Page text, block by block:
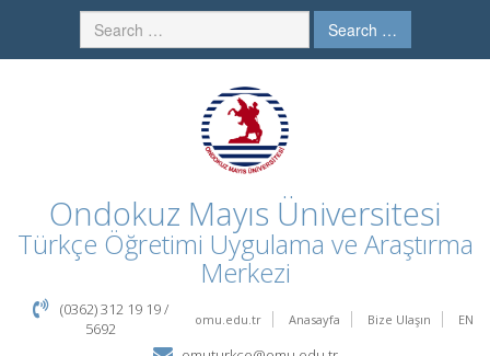
Search …
Ondokuz Mayıs Üniversitesi
Türkçe Öğretimi Uygulama ve Araştırma
Merkezi
omu.edu.tr Anasayfa Bize Ulaşın EN
(0362) 312 19 19 /
5692